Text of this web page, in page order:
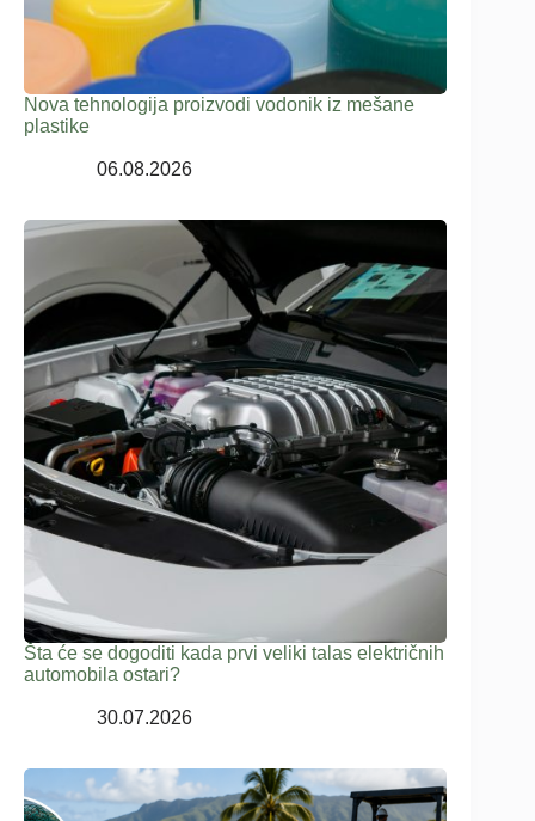
Nova tehnologija proizvodi vodonik iz mešane
plastike
06.08.2026
Šta će se dogoditi kada prvi veliki talas električnih
automobila ostari?
30.07.2026